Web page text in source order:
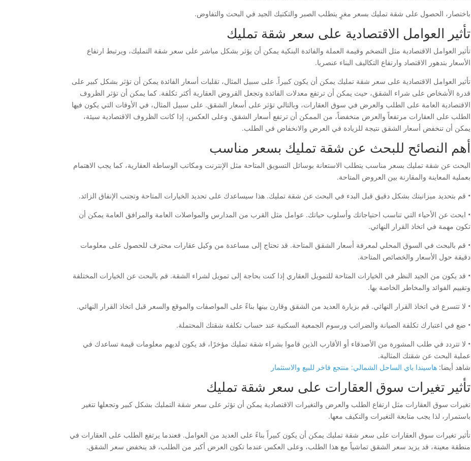
باختصار، الحصول على شقة تمليك بسعر مغرٍ يتطلب الصبر والتكتيك الجيد في البحث والتفاوض.
تأثير العوامل الاقتصادية على سعر شقة تمليك
تأثير العوامل الاقتصادية مثل التضخم وقيمة العملة والفائدة البنكية يمكن أن يؤثر بشكل مباشر على سعر شقة التمليك، ويرتبط ارتفاع
الأسعار بتدهور الاقتصاد وارتفاع التكاليف البناء عنصريا.
تأثير العوامل الاقتصادية على سعر شقة تمليك يمكن أن يكون كبيراً. على سبيل المثال، تقلبات أسعار الفائدة يمكن أن تؤثر بشكل كبير على
قدرة الأشخاص على شراء الشقق، حيث يمكن أن ترتفع معدلات الفائدة وتجعل القروض العقارية أكثر تكلفة. كما يمكن أن تؤثر الظروف
الاقتصادية العامة على الطلب والعرض في سوق العقارات، وبالتالي تؤثر على أسعار الشقق. على سبيل المثال، في الأوقات التي يكون فيها
الطلب على العقارات مرتفعاً والعرض منخفضاً، من الممكن أن ترتفع أسعار الشقق. وعلى العكس، إذا كانت الظروف الاقتصادية سيئة،
يمكن أن تنخفض أسعار الشقق نتيجة للزيادة في العرض والانخفاض في الطلب.
أهم النصائح للبحث عن شقة تمليك بسعر مناسب
البحث عن شقة تمليك بسعر مناسب يتطلب الاستعانة بوسائل التسويق المتاحة مثل الإنترنت ومكاتب الوساطة العقارية، كما يجب الاهتمام
بعملية المعاينة والمقارنة بين العروض المتاحة.
• قم بتحديد ميزانيتك بشكل دقيق قبل البدء في البحث عن شقة تمليك. هذا سيساعدك على تحديد الخيارات المتاحة وتجنب الإنفاق الزائد.
• ابحث عن الأحياء التي تناسب احتياجاتك وأسلوب حياتك. عوامل مثل القرب من المدارس والمواصلات العامة والمرافق العامة يمكن أن
تكون مهمة في اتخاذ القرار النهائي.
• قم بالبحث في السوق المحلي لمعرفة أسعار الشقق المتاحة. قد تحتاج إلى مساعدة من وكيل عقارات محترف للحصول على معلومات
دقيقة حول الأسعار والخصائص المتاحة.
• قد يكون من الجيد النظر في الخيارات المتاحة للتمويل العقاري إذا كنت بحاجة إلى تمويل لشراء الشقة. قم بالبحث عن الخيارات المختلفة
وتقييم الفوائد والمخاطر الخاصة بها.
• لا تتسرع في اتخاذ القرار النهائي. قم بزيارة العديد من الشقق وقارن بينها بناءً على المواصفات والموقع والسعر قبل اتخاذ القرار النهائي.
• ضع في اعتبارك تكلفة الصيانة والضرائب ورسوم الجمعية السكنية عند حساب تكلفة شقتك المحتملة.
• لا تتردد في طلب المشورة من الأصدقاء أو الأقارب الذين قاموا بشراء شقة تمليك مؤخرًا، قد يكون لديهم معلومات قيمة تساعدك في
عملية البحث عن شقتك المثالية.
شاهد أيضا: هاسيندا باي الساحل الشمالي: منتجع فاخر للبيع والاستثمار
تأثير تغيرات سوق العقارات على سعر شقة تمليك
تغيرات سوق العقارات مثل ارتفاع الطلب والعرض والتغيرات الاقتصادية يمكن أن تؤثر على سعر شقة التمليك بشكل كبير وتجعلها تتغير
باستمرار، لذا يجب متابعة التغيرات والتكيف معها.
تأثير تغيرات سوق العقارات على سعر شقة تمليك يمكن أن يكون كبيراً بناءً على العديد من العوامل. فعندما يرتفع الطلب على العقارات في
منطقة معينة، قد يزيد سعر الشقق تماشياً مع هذا الطلب، وعلى العكس عندما تكون العرض أكبر من الطلب، قد ينخفض سعر الشقق.